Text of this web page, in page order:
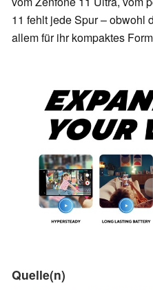
11 fehlt jede Spur – obwohl
allem für ihr kompaktes
Quelle(n)